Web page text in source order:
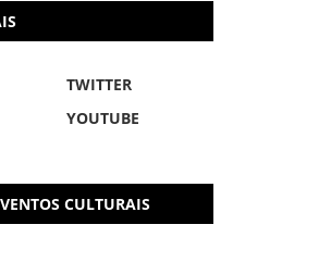
TWITTER
YOUTUBE
CULTURAIS